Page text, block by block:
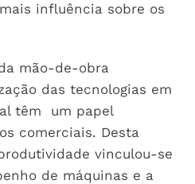
influência sobre os
mão-de-obra
das tecnologias em
têm um papel
comerciais. Desta
vinculou-se
de máquinas e a